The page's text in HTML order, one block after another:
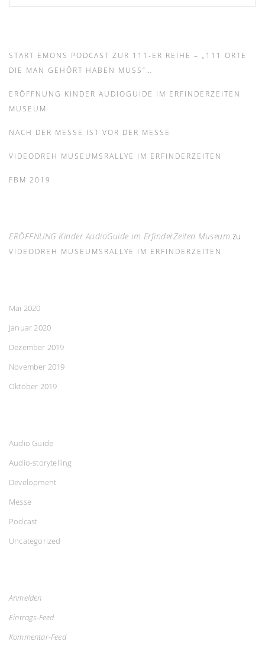
START EMONS PODCAST ZUR 111-ER REIHE – „111 ORTE
DIE MAN GEHÖRT HABEN MUSS“…
ERÖFFNUNG KINDER AUDIOGUIDE IM ERFINDERZEITEN
MUSEUM
NACH DER MESSE IST VOR DER MESSE
VIDEODREH MUSEUMSRALLYE IM ERFINDERZEITEN
FBM 2019
ERÖFFNUNG Kinder AudioGuide im ErfinderZeiten Museum zu
VIDEODREH MUSEUMSRALLYE IM ERFINDERZEITEN
Mai 2020
Januar 2020
Dezember 2019
November 2019
Oktober 2019
Audio Guide
Audio-storytelling
Development
Messe
Podcast
Uncategorized
Anmelden
Eintrags-Feed
Kommentar-Feed